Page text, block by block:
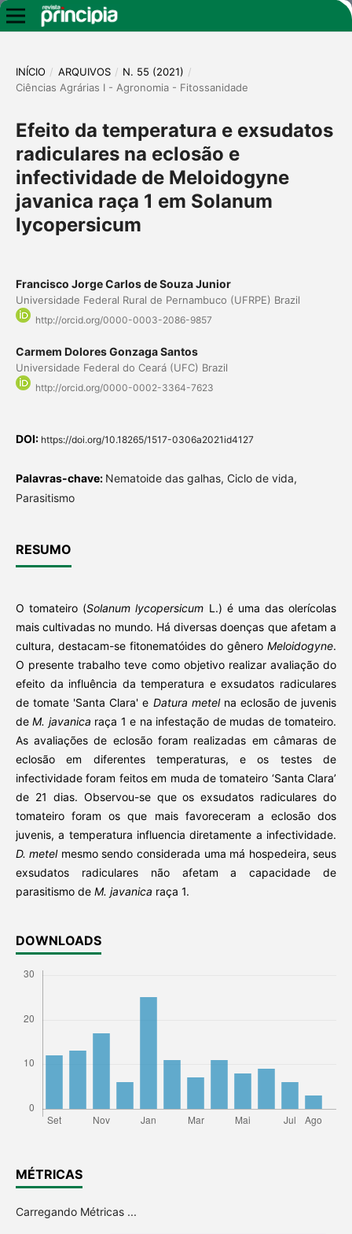
INÍCIO / ARQUIVOS / N. 55 (2021) /
Ciências Agrárias I - Agronomia - Fitossanidade
Efeito da temperatura e exsudatos
radiculares na eclosão e
infectividade de Meloidogyne
javanica raça 1 em Solanum
lycopersicum
Francisco Jorge Carlos de Souza Junior
Universidade Federal Rural de Pernambuco (UFRPE) Brazil
http://orcid.org/0000-0003-2086-9857
Carmem Dolores Gonzaga Santos
Universidade Federal do Ceará (UFC) Brazil
http://orcid.org/0000-0002-3364-7623
DOI: https://doi.org/10.18265/1517-0306a2021id4127
Palavras-chave: Nematoide das galhas, Ciclo de vida,
Parasitismo
RESUMO
O tomateiro (Solanum lycopersicum L.) é uma das olerícolas
mais cultivadas no mundo. Há diversas doenças que afetam a
cultura, destacam-se fitonematóides do gêneroMeloidogyne.
O presente trabalho teve como objetivo realizar avaliação do
efeito da influência da temperatura e exsudatos radiculares
de tomate 'Santa Clara' e Datura metel na eclosão de juvenis
deM. javanica raça 1 e na infestação de mudas de tomateiro.
As avaliações de eclosão foram realizadas em câmaras de
eclosão em diferentes temperaturas, e os testes de
infectividade foram feitos em muda de tomateiro ‘Santa Clara’
de 21 dias. Observou-se que os exsudatos radiculares do
tomateiro foram os que mais favoreceram a eclosão dos
juvenis, a temperatura influencia diretamente a infectividade.
D. metel mesmo sendo considerada uma má hospedeira, seus
exsudatos radiculares não afetam a capacidade de
parasitismo de M. javanica raça 1.
DOWNLOADS
MÉTRICAS
Carregando Métricas ...